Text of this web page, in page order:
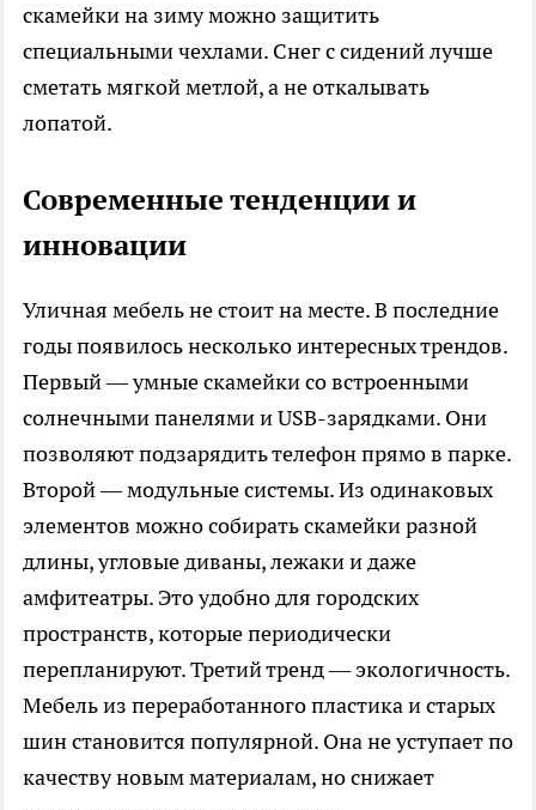
скамейки на зиму можно защитить
специальными чехлами. Снег с сидений лучше
сметать мягкой метлой, а не откалывать
лопатой.
Современные тенденции и
инновации
Уличная мебель не стоит на месте. В последние
годы появилось несколько интересных трендов.
Первый — умные скамейки со встроенными
солнечными панелями и USB-зарядками. Они
позволяют подзарядить телефон прямо в парке.
Второй — модульные системы. Из одинаковых
элементов можно собирать скамейки разной
длины, угловые диваны, лежаки и даже
амфитеатры. Это удобно для городских
пространств, которые периодически
перепланируют. Третий тренд — экологичность.
Мебель из переработанного пластика и старых
шин становится популярной. Она не уступает по
качеству новым материалам, но снижает